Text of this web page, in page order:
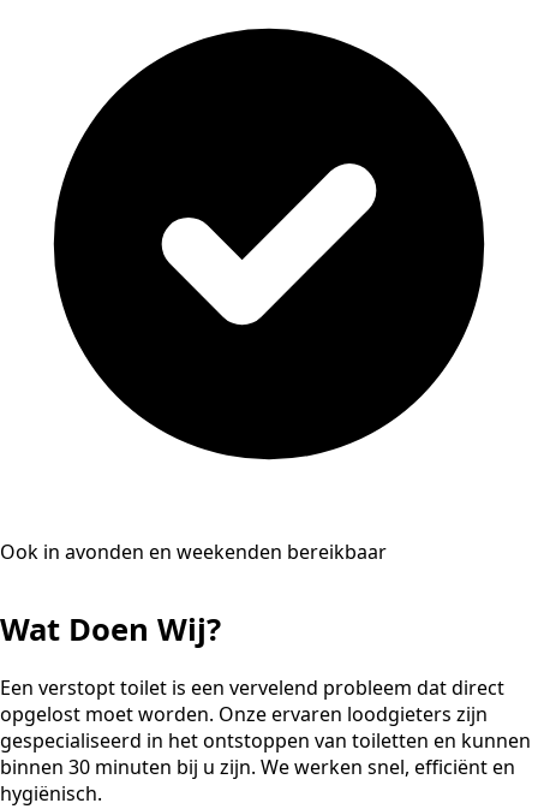
Ook in avonden en weekenden bereikbaar
Wat Doen Wij?
Een verstopt toilet is een vervelend probleem dat direct
opgelost moet worden. Onze ervaren loodgieters zijn
gespecialiseerd in het ontstoppen van toiletten en kunnen
binnen 30 minuten bij u zijn. We werken snel, efficiënt en
hygiënisch.